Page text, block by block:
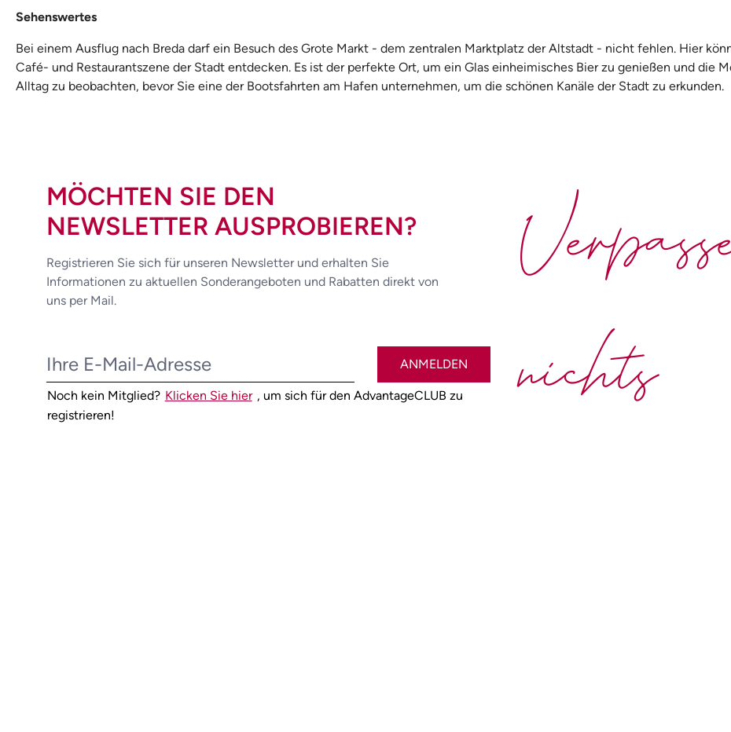
Sehenswertes
Bei einem Ausflug nach Breda darf ein Besuch des Grote Markt - dem zentralen Marktplatz der Altstadt - nicht fehlen. Hier
Café- und Restaurantszene der Stadt entdecken. Es ist der perfekte Ort, um ein Glas einheimisches Bier zu genießen und die
Alltag zu beobachten, bevor Sie eine der Bootsfahrten am Hafen unternehmen, um die schönen Kanäle der Stadt zu erkunden.
MÖCHTEN SIE DEN
NEWSLETTER AUSPROBIEREN?
Registrieren Sie sich für unseren Newsletter und erhalten Sie
Informationen zu aktuellen Sonderangeboten und Rabatten direkt von
uns per Mail.
ANMELDEN
Noch kein Mitglied? Klicken Sie hier , um sich für den AdvantageCLUB zu
registrieren!
nichts